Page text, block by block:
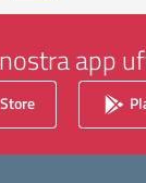
app